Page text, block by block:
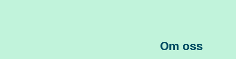
Om oss